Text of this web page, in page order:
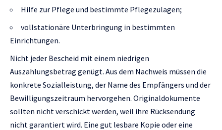
Hilfe zur Pflege und bestimmte Pflegezulagen;
vollstationäre Unterbringung in bestimmten
Einrichtungen.
Nicht jeder Bescheid mit einem niedrigen
Auszahlungsbetrag genügt. Aus dem Nachweis müssen die
konkrete Sozialleistung, der Name des Empfängers und der
Bewilligungszeitraum hervorgehen. Originaldokumente
sollten nicht verschickt werden, weil ihre Rücksendung
nicht garantiert wird. Eine gut lesbare Kopie oder eine